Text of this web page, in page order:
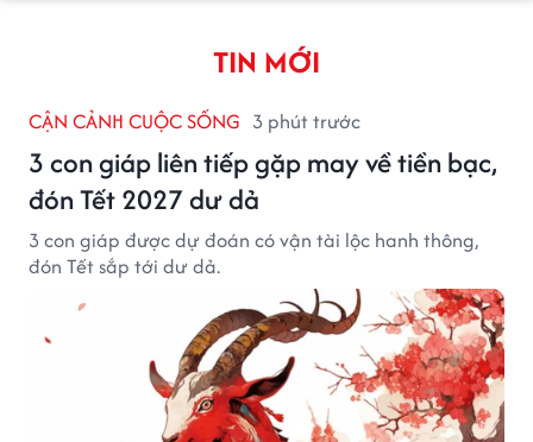
TIN MỚI
CẬN CẢNH CUỘC SỐNG 3 phút trước
3 con giáp liên tiếp gặp may về tiền bạc,
đón Tết 2027 dư dả
3 con giáp được dự đoán có vận tài lộc hanh thông,
đón Tết sắp tới dư dả.